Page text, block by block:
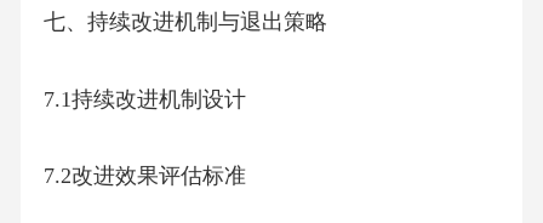
七、持续改进机制与退出策略
7.1持续改进机制设计
7.2改进效果评估标准